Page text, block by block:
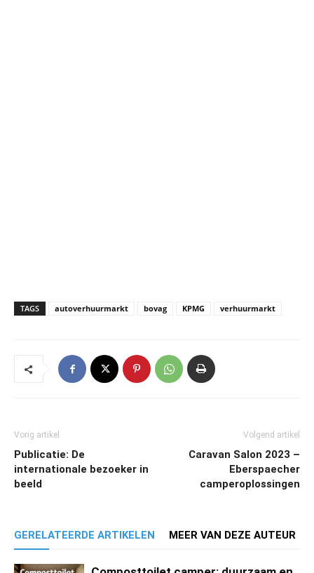
TAGS autoverhuurmarkt bovag KPMG verhuurmarkt
Vorig artikel
Publicatie: De
internationale bezoeker in
beeld
Volgend artikel
Caravan Salon 2023 –
Eberspaecher
camperoplossingen
GERELATEERDE ARTIKELEN MEER VAN DEZE AUTEUR